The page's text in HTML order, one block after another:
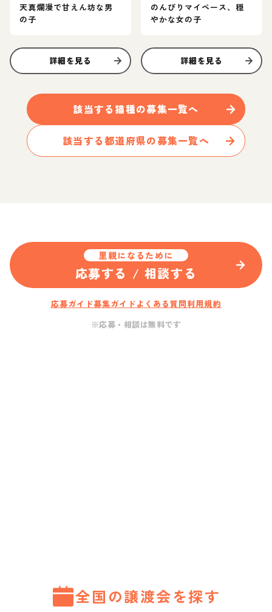
天真爛漫で甘えん坊な男
の子
詳細を見る
のんびりマイペース、穏
やかな女の子
詳細を見る
該当する 猫種の募集一覧へ
該当する都道府県の募集一覧へ
里親になるために
応募する / 相談する
応募ガイド募集ガイド よくある質問利用規約
※応募・相談は無料です
全国の譲渡会を探す